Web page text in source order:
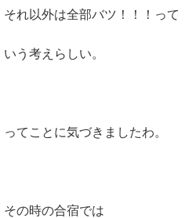
それ以外は全部バツ！！！って
いう考えらしい。
ってことに気づきましたわ。
その時の合宿では